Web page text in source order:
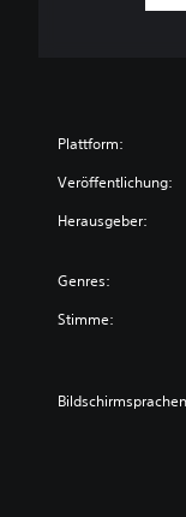
Plattform:
Veröffentlichung:
Herausgeber:
Genres:
Stimme: